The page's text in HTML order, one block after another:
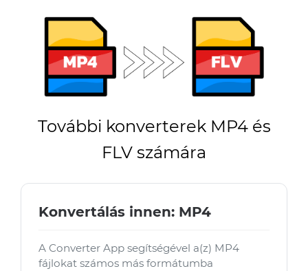
További konverterek MP4 és
FLV számára
Konvertálás innen: MP4
A Converter App segítségével a(z) MP4
fájlokat számos más formátumba